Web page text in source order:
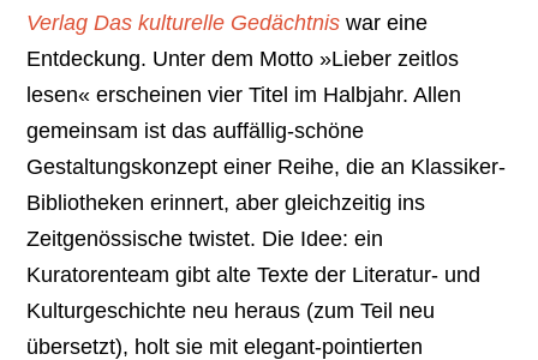
Verlag Das kulturelle Gedächtniswar eine
Entdeckung. Unter dem Motto »Lieber zeitlos
lesen« erscheinen vier Titel im Halbjahr. Allen
gemeinsam ist das auffällig-schöne
Gestaltungskonzept einer Reihe, die an Klassiker-
Bibliotheken erinnert, aber gleichzeitig ins
Zeitgenössische twistet. Die Idee: ein
Kuratorenteam gibt alte Texte der Literatur- und
Kulturgeschichte neu heraus (zum Teil neu
übersetzt), holt sie mit elegant-pointierten